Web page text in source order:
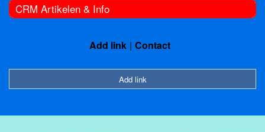
CRM Artikelen & Info
Add link Contact
Add link